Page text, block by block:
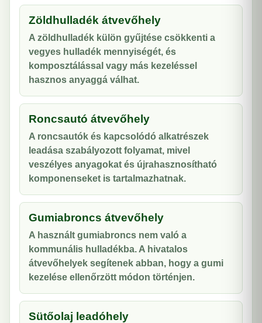
Zöldhulladék átvevőhely
A zöldhulladék külön gyűjtése csökkenti a
vegyes hulladék mennyiségét, és
komposztálással vagy más kezeléssel
hasznos anyaggá válhat.
Roncsautó átvevőhely
A roncsautók és kapcsolódó alkatrészek
leadása szabályozott folyamat, mivel
veszélyes anyagokat és újrahasznosítható
komponenseket is tartalmazhatnak.
Gumiabroncs átvevőhely
A használt gumiabroncs nem való a
kommunális hulladékba. A hivatalos
átvevőhelyek segítenek abban, hogy a gumi
kezelése ellenőrzött módon történjen.
Sütőolaj leadóhely